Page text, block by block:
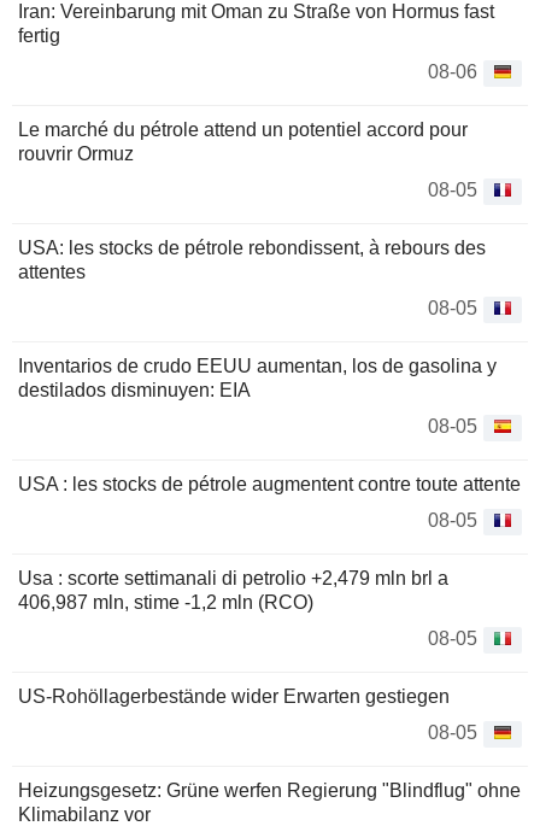
Iran: Vereinbarung mit Oman zu Straße von Hormus fast
fertig
08-06
Le marché du pétrole attend un potentiel accord pour
rouvrir Ormuz
08-05
USA: les stocks de pétrole rebondissent, à rebours des
attentes
08-05
Inventarios de crudo EEUU aumentan, los de gasolina y
destilados disminuyen: EIA
08-05
USA : les stocks de pétrole augmentent contre toute attente
08-05
Usa : scorte settimanali di petrolio +2,479 mln brl a
406,987 mln, stime -1,2 mln (RCO)
08-05
US-Rohöllagerbestände wider Erwarten gestiegen
08-05
Heizungsgesetz: Grüne werfen Regierung "Blindflug" ohne
Klimabilanz vor